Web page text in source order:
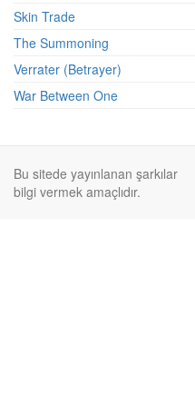
Skin Trade
The Summoning
Verrater (Betrayer)
War Between One
Bu sitede yayınlanan şarkılar
bilgi vermek amaçlıdır.